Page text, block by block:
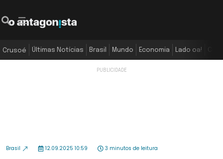
Crusoé Últimas Notícias Brasil Mundo Economia Lado oa!
Brasil 12.09.2025 10:59 3 minutos de leitura